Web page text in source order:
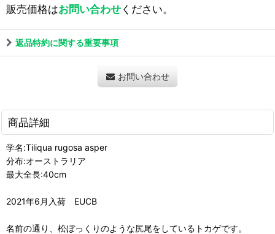
販売価格はお問い合わせください。
返品特約に関する重要事項
お問い合わせ
商品詳細
学名:Tiliqua rugosa asper
分布:オーストラリア
最大全長:40cm
2021年6月入荷 EUCB
名前の通り、松ぼっくりのような尻尾をしているトカゲです。